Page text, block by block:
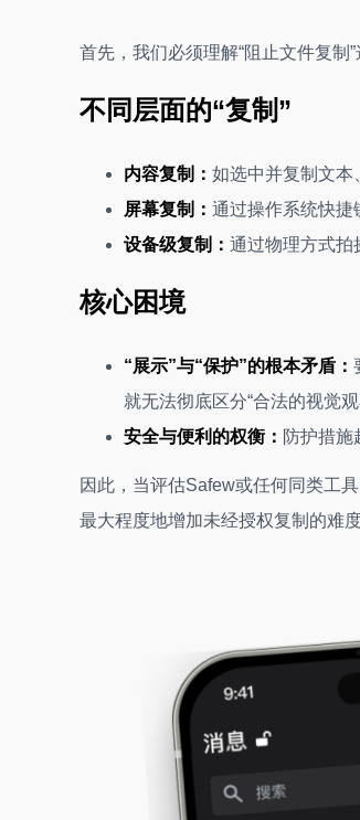
首先，我们必须理解“阻止文件复制
不同层面的“复制”
内容复制： 如选中并复制文本
屏幕复制： 通过操作系统快捷
设备级复制： 通过物理方式拍
核心困境
“展示”与“保护”的根本矛盾：
就无法彻底区分“合法的视觉
安全与便利的权衡： 防护措施
因此，当评估Safew或任何同类工
最大程度地增加未经授权复制的难